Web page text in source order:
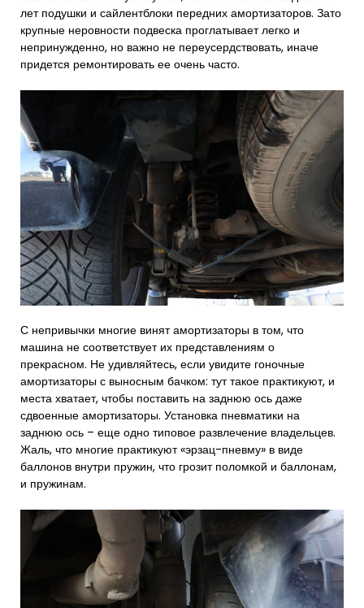
лет подушки и сайлентблоки передних амортизаторов. Зато
крупные неровности подвеска проглатывает легко и
непринужденно, но важно не переусердствовать, иначе
придется ремонтировать ее очень часто.
С непривычки многие винят амортизаторы в том, что
машина не соответствует их представлениям о
прекрасном. Не удивляйтесь, если увидите гоночные
амортизаторы с выносным бачком: тут такое практикуют, и
места хватает, чтобы поставить на заднюю ось даже
сдвоенные амортизаторы. Установка пневматики на
заднюю ось – еще одно типовое развлечение владельцев.
Жаль, что многие практикуют «эрзац-пневму» в виде
баллонов внутри пружин, что грозит поломкой и баллонам,
и пружинам.